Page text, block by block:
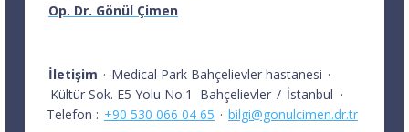
Op. Dr. Gönül Çimen
İletişim · Medical Park Bahçelievler hastanesi ·
Kültür Sok. E5 Yolu No:1
Bahçelievler / İstanbul ·
Telefon : +90 530 066 04 65 · bilgi@gonulcimen.dr.tr